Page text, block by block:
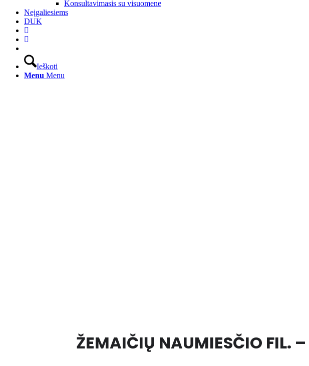
Konsultavimasis su visuomene
Neįgaliesiems
DUK
Ieškoti
Menu Menu
ŽEMAIČIŲ NAUMIESČIO FIL.